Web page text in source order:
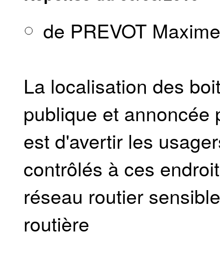
de PREVOT Maxime
La localisation des
publique et
est d'avertir les
contrôlés à ces
réseau routier
routière